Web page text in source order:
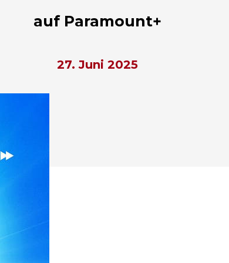
auf Paramount+
27. Juni 2025